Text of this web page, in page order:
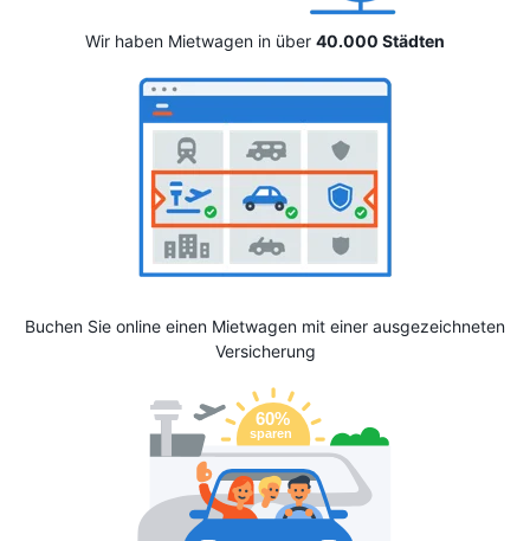
Wir haben Mietwagen in über 40.000 Städten
Buchen Sie online einen Mietwagen mit einer ausgezeichneten
Versicherung